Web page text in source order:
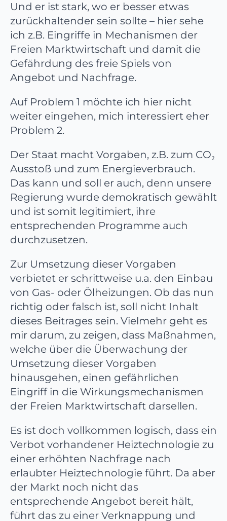
Und er ist stark, wo er besser etwas
zurückhaltender sein sollte – hier sehe
ich z.B. Eingriffe in Mechanismen der
Freien Marktwirtschaft und damit die
Gefährdung des freie Spiels von
Angebot und Nachfrage.
Auf Problem 1 möchte ich hier nicht
weiter eingehen, mich interessiert eher
Problem 2.
Der Staat macht Vorgaben, z.B. zum CO₂
Ausstoß und zum Energieverbrauch.
Das kann und soll er auch, denn unsere
Regierung wurde demokratisch gewählt
und ist somit legitimiert, ihre
entsprechenden Programme auch
durchzusetzen.
Zur Umsetzung dieser Vorgaben
verbietet er schrittweise u.a. den Einbau
von Gas- oder Ölheizungen. Ob das nun
richtig oder falsch ist, soll nicht Inhalt
dieses Beitrages sein. Vielmehr geht es
mir darum, zu zeigen, dass Maßnahmen,
welche über die Überwachung der
Umsetzung dieser Vorgaben
hinausgehen, einen gefährlichen
Eingriff in die Wirkungsmechanismen
der Freien Marktwirtschaft darsellen.
Es ist doch vollkommen logisch, dass ein
Verbot vorhandener Heiztechnologie zu
einer erhöhten Nachfrage nach
erlaubter Heiztechnologie führt. Da aber
der Markt noch nicht das
entsprechende Angebot bereit hält,
führt das zu einer Verknappung und